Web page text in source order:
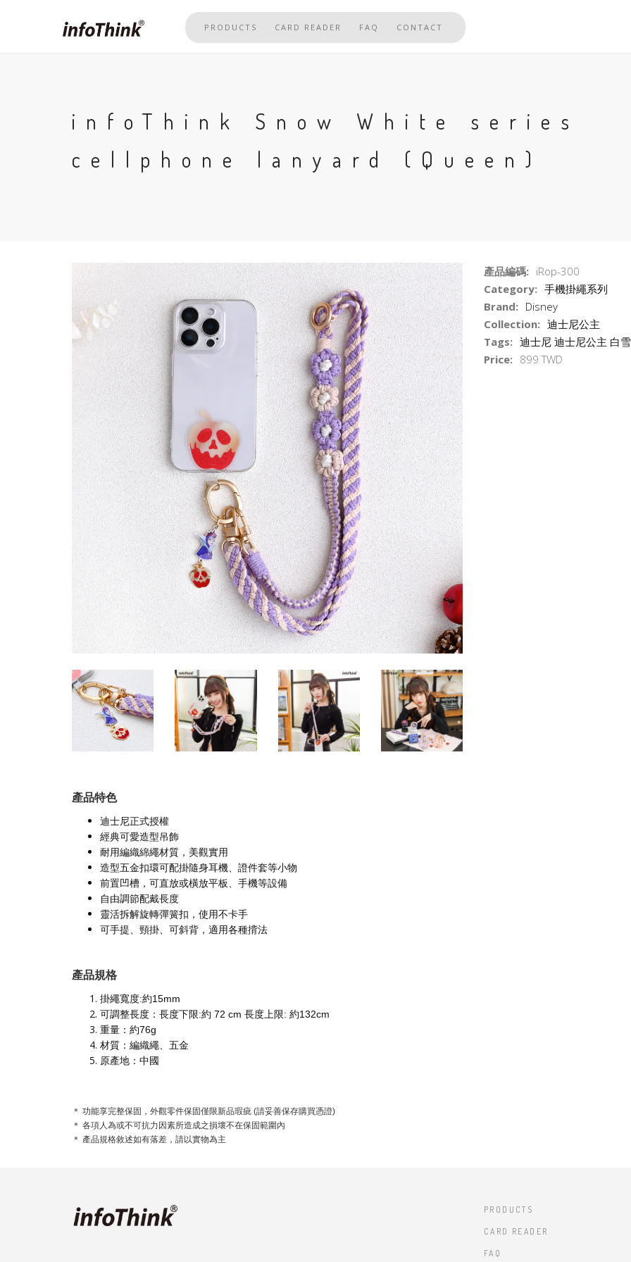
PRODUCTS CARD READER FAQ CONTACT
infoThink Snow White series
cellphone lanyard (Queen)
產品編碼: iRop-300
Category: 手機掛繩系列
Brand: Disney
Collection: 迪士尼公主
Tags: 迪士尼 迪士尼公主 白
Price: 899 TWD
產品特色
迪士尼正式授權
經典可愛造型吊飾
耐用編織綿繩材質，美觀實用
造型五金扣環可配掛隨身耳機、證件套等小物
前置凹槽，可直放或橫放平板、手機等設備
自由調節配戴長度
靈活拆解旋轉彈簧扣，使用不卡手
可手提、頸掛、可斜背，適用各種揹法
產品規格
掛繩寬度:約15mm
可調整長度：長度下限:約 72 cm 長度上限: 約132cm
重量：約76g
材質：編織繩、五金
原產地：中國
＊ 功能享完整保固，外觀零件保固僅限新品瑕疵 (請妥善保存購買憑證)
＊ 各項人為或不可抗力因素所造成之損壞不在保固範圍內
＊ 產品規格敘述如有落差，請以實物為主
PRODUCTS
CARD READER
FAQ